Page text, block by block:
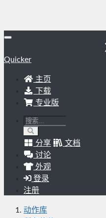
Quicker
主页
下载
专业版
分享
文档
讨论
外观
登录
注册
动作库